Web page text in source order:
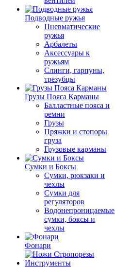
Подводные ружья
Пневматические
ружья
Арбалеты
Аксессуары к
ружьям
Слинги, гарпуны,
трезубцы
Грузы Пояса Карманы
Балластные пояса и
ремни
Грузы
Пряжки и стопоры
груза
Грузовые карманы
Сумки и Боксы
Сумки, рюкзаки и
чехлы
Сумки для
регуляторов
Водонепроницаемые
сумки, боксы и
чехлы
Фонари